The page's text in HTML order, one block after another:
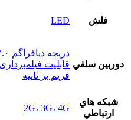
فلش LED
دوربين سلفي
فریم بر ثانیه
شبکه هاي
ارتباطي
2G، 3G، 4G